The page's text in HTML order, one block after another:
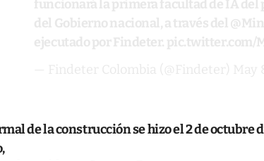
de la construcción se hizo el 2 de octubre